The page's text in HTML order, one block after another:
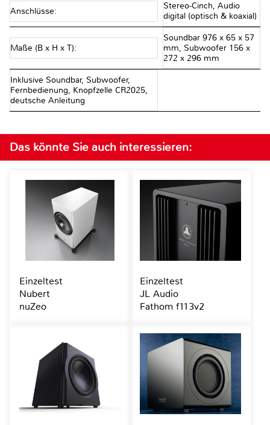
Anschlüsse:
Stereo-Cinch, Audio
digital (optisch & koaxial)
Maße (B x H x T):
Soundbar 976 x 65 x 57
mm, Subwoofer 156 x
272 x 296 mm
Inklusive Soundbar, Subwoofer,
Fernbedienung, Knopfzelle CR2025,
deutsche Anleitung
Das könnte Sie auch interessieren:
Einzeltest
Nubert
nuZeo
Einzeltest
JL Audio
Fathom f113v2